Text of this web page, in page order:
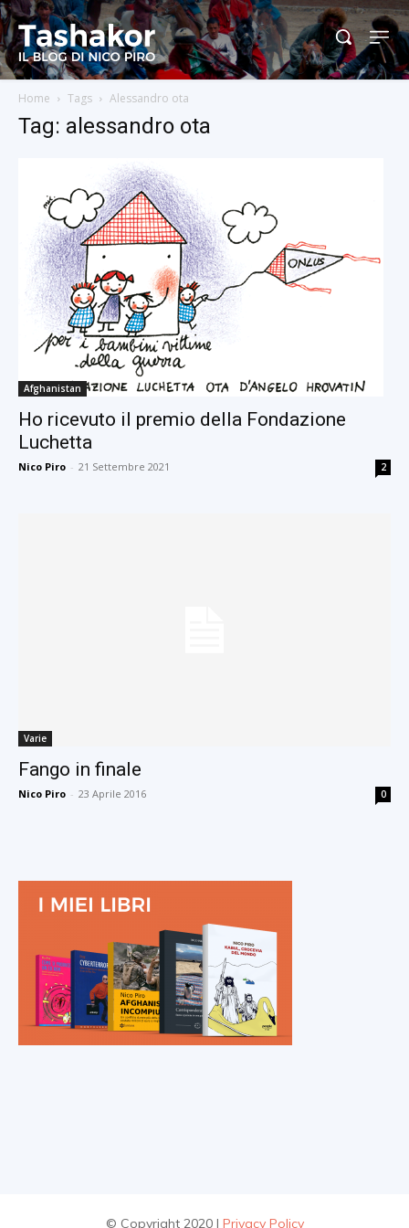
Home Tags Alessandro ota
Tag: alessandro ota
Afghanistan
Ho ricevuto il premio della Fondazione
Luchetta
Nico Piro - 21 Settembre 2021 2
Varie
Fango in finale
Nico Piro - 23 Aprile 2016 0
© Copyright 2020 | Privacy Policy